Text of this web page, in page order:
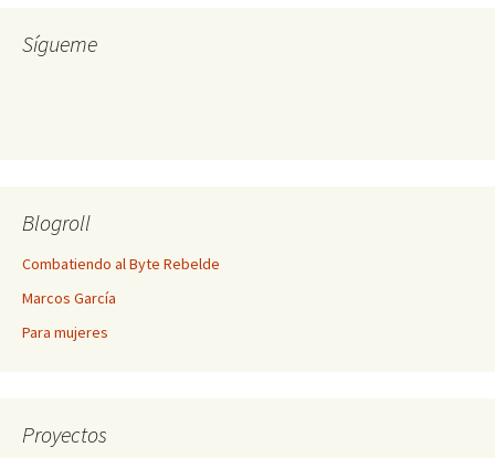
Sígueme
Blogroll
Combatiendo al Byte Rebelde
Marcos García
Para mujeres
Proyectos